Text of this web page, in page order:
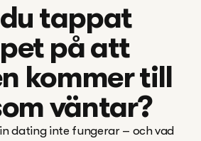
tappat
på att
kommer till
väntar?
dating inte fungerar – och vad